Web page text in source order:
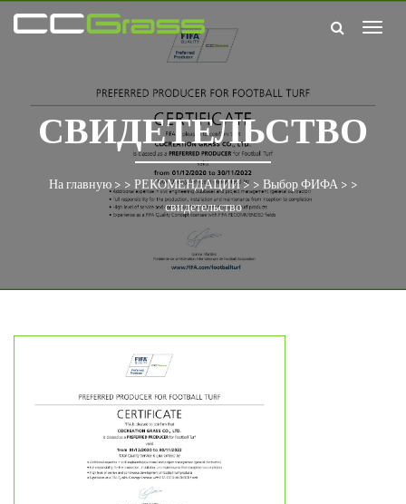
СВИДЕТЕЛЬСТВО
На главную> > РЕКОМЕНДАЦИИ> > Выбор ФИФА > >
свидетельство